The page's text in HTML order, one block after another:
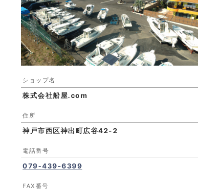
ショップ名
株式会社船屋.com
住所
神戸市西区神出町広谷42-2
電話番号
079-439-6399
FAX番号